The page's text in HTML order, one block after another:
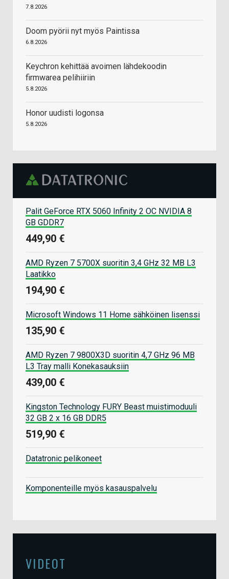
7.8.2026
Doom pyörii nyt myös Paintissa
6.8.2026
Keychron kehittää avoimen lähdekoodin
firmwarea pelihiiriin
5.8.2026
Honor uudisti logonsa
5.8.2026
Palit GeForce RTX 5060 Infinity 2 OC NVIDIA 8
GB GDDR7
449,90 €
AMD Ryzen 7 5700X suoritin 3,4 GHz 32 MB L3
Laatikko
194,90 €
Microsoft Windows 11 Home sähköinen lisenssi
135,90 €
AMD Ryzen 7 9800X3D suoritin 4,7 GHz 96 MB
L3 Tray malli Konekasauksiin
439,00 €
Kingston Technology FURY Beast muistimoduuli
32 GB 2 x 16 GB DDR5
519,90 €
Datatronic pelikoneet
Komponenteille myös kasauspalvelu
VIDEOT